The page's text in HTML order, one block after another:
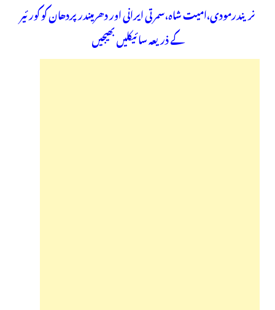
نریندرمودی،امیت شاہ،سمرتی ایرانی اور دھرمیندر پردھان کو کورئیر
کے ذریعہ سائیکلیں بھیجیں